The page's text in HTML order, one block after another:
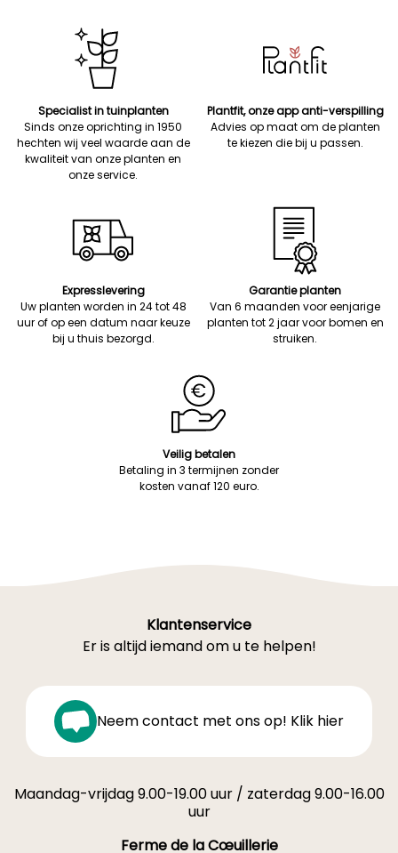
Specialist in tuinplanten
Sinds onze oprichting in 1950
hechten wij veel waarde aan de
kwaliteit van onze planten en
onze service.
Plantfit, onze app anti-verspilling
Advies op maat om de planten
te kiezen die bij u passen.
Expresslevering
Uw planten worden in 24 tot 48
uur of op een datum naar keuze
bij u thuis bezorgd.
Garantie planten
Van 6 maanden voor eenjarige
planten tot 2 jaar voor bomen en
struiken.
Veilig betalen
Betaling in 3 termijnen zonder
kosten vanaf 120 euro.
Klantenservice
Er is altijd iemand om u te helpen!
Neem contact met ons op! Klik hier
Maandag-vrijdag 9.00-19.00 uur / zaterdag 9.00-16.00
uur
Ferme de la Cœuillerie